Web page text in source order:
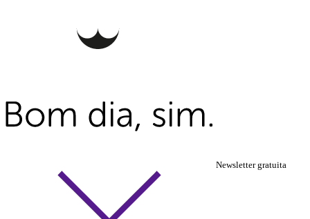
Newsletter gratuita